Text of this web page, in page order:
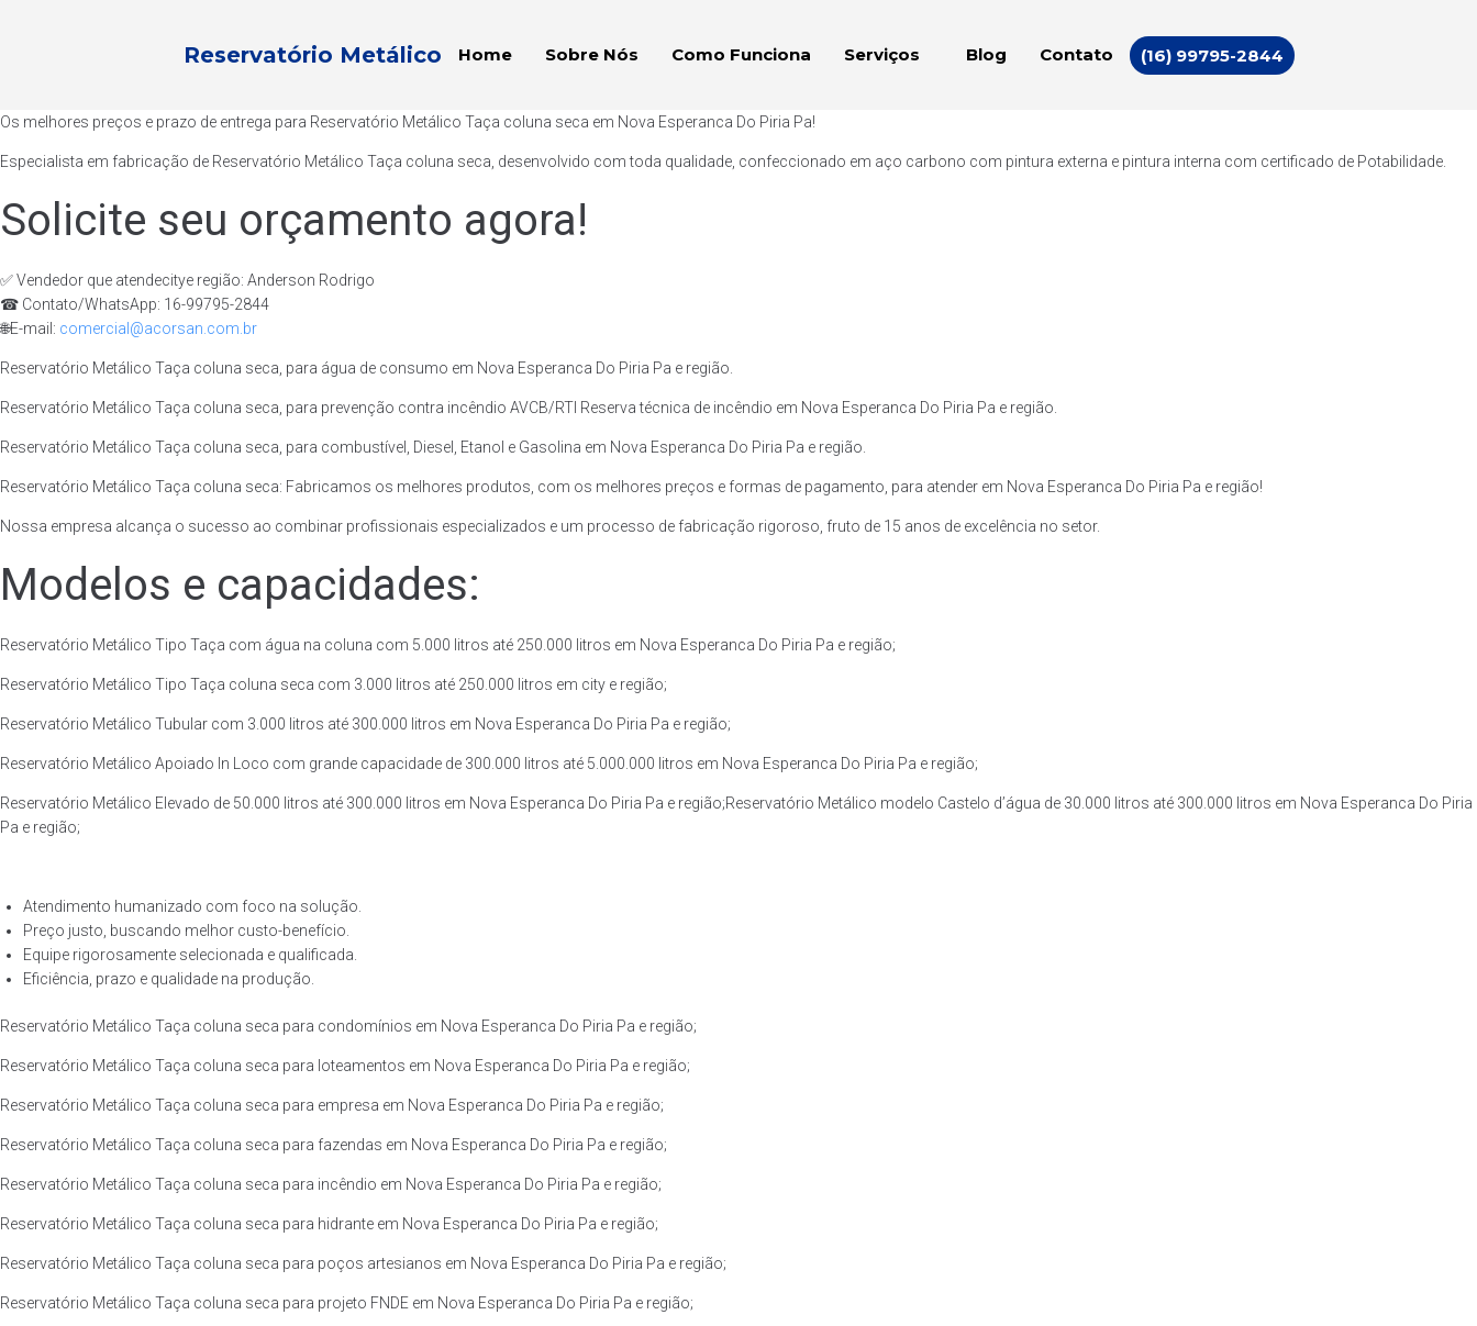
Reservatório Metálico Home Sobre Nós Como Funciona Serviços Blog Contato (16) 99795-2844
Os melhores preços e prazo de entrega para Reservatório Metálico Taça coluna seca em Nova Esperanca Do Piria Pa!
Especialista em fabricação de Reservatório Metálico Taça coluna seca, desenvolvido com toda qualidade, confeccionado em aço carbono com pintura externa e pintura interna com certificado de Potabilidade.
Solicite seu orçamento agora!
✅ Vendedor que atendecitye região: Anderson Rodrigo
☎ Contato/WhatsApp: 16-99795-2844
🌐E-mail: comercial@acorsan.com.br
Reservatório Metálico Taça coluna seca, para água de consumo em Nova Esperanca Do Piria Pa e região.
Reservatório Metálico Taça coluna seca, para prevenção contra incêndio AVCB/RTI Reserva técnica de incêndio em Nova Esperanca Do Piria Pa e região.
Reservatório Metálico Taça coluna seca, para combustível, Diesel, Etanol e Gasolina em Nova Esperanca Do Piria Pa e região.
Reservatório Metálico Taça coluna seca: Fabricamos os melhores produtos, com os melhores preços e formas de pagamento, para atender em Nova Esperanca Do Piria Pa e região!
Nossa empresa alcança o sucesso ao combinar profissionais especializados e um processo de fabricação rigoroso, fruto de 15 anos de excelência no setor.
Modelos e capacidades:
Reservatório Metálico Tipo Taça com água na coluna com 5.000 litros até 250.000 litros em Nova Esperanca Do Piria Pa e região;
Reservatório Metálico Tipo Taça coluna seca com 3.000 litros até 250.000 litros em city e região;
Reservatório Metálico Tubular com 3.000 litros até 300.000 litros em Nova Esperanca Do Piria Pa e região;
Reservatório Metálico Apoiado In Loco com grande capacidade de 300.000 litros até 5.000.000 litros em Nova Esperanca Do Piria Pa e região;
Reservatório Metálico Elevado de 50.000 litros até 300.000 litros em Nova Esperanca Do Piria Pa e região;Reservatório Metálico modelo Castelo d’água de 30.000 litros até 300.000 litros em Nova Esperanca Do Piria
Pa e região;
Atendimento humanizado com foco na solução.
Preço justo, buscando melhor custo-benefício.
Equipe rigorosamente selecionada e qualificada.
Eficiência, prazo e qualidade na produção.
Reservatório Metálico Taça coluna seca para condomínios em Nova Esperanca Do Piria Pa e região;
Reservatório Metálico Taça coluna seca para loteamentos em Nova Esperanca Do Piria Pa e região;
Reservatório Metálico Taça coluna seca para empresa em Nova Esperanca Do Piria Pa e região;
Reservatório Metálico Taça coluna seca para fazendas em Nova Esperanca Do Piria Pa e região;
Reservatório Metálico Taça coluna seca para incêndio em Nova Esperanca Do Piria Pa e região;
Reservatório Metálico Taça coluna seca para hidrante em Nova Esperanca Do Piria Pa e região;
Reservatório Metálico Taça coluna seca para poços artesianos em Nova Esperanca Do Piria Pa e região;
Reservatório Metálico Taça coluna seca para projeto FNDE em Nova Esperanca Do Piria Pa e região;